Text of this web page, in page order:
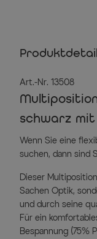
Art.-Nr. 13508
schwarz mit
Wenn Sie eine
suchen, dann sind
Dieser
Sachen Optik,
und durch seine
Für ein
Bespannung (75%